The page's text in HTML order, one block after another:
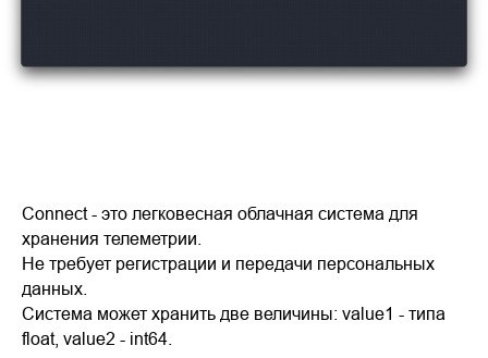
Connect - это легковесная облачная система для
хранения телеметрии.
Не требует регистрации и передачи персональных
данных.
Система может хранить две величины: value1 - типа
float, value2 - int64.